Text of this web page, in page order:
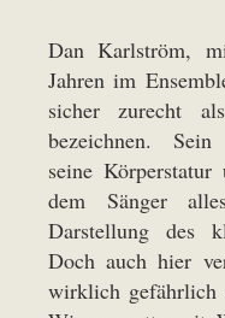
Dan Karlström,
Jahren im
sicher zurecht
bezeichnen. Sein
seine
dem Sänger
Darstellung des
Doch auch hier
wirklich gefährlich